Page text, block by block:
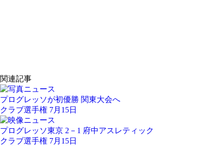
関連記事
プログレッソが初優勝 関東大会へ
クラブ選手権 7月15日
プログレッソ東京 2－1 府中アスレティック
クラブ選手権 7月15日